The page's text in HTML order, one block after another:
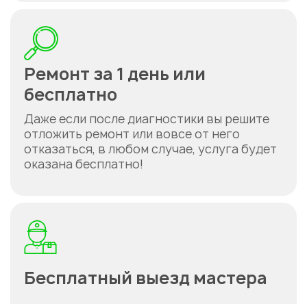
Ремонт за 1 день или
бесплатно
Даже если после диагностики вы решите
отложить ремонт или вовсе от него
отказаться, в любом случае, услуга будет
оказана бесплатно!
Бесплатный выезд мастера